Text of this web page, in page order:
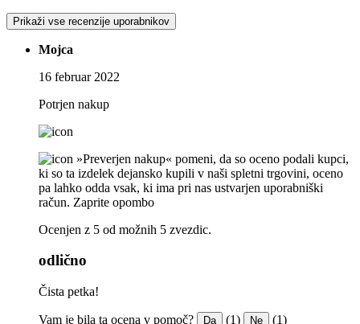
Prikaži vse recenzije uporabnikov
Mojca
16 februar 2022
Potrjen nakup
»Preverjen nakup« pomeni, da so oceno podali kupci,
ki so ta izdelek dejansko kupili v naši spletni trgovini, oceno
pa lahko odda vsak, ki ima pri nas ustvarjen uporabniški
račun. Zaprite opombo
Ocenjen z 5 od možnih 5 zvezdic.
odlično
Čista petka!
Vam je bila ta ocena v pomoč? Da (1) Ne (1)